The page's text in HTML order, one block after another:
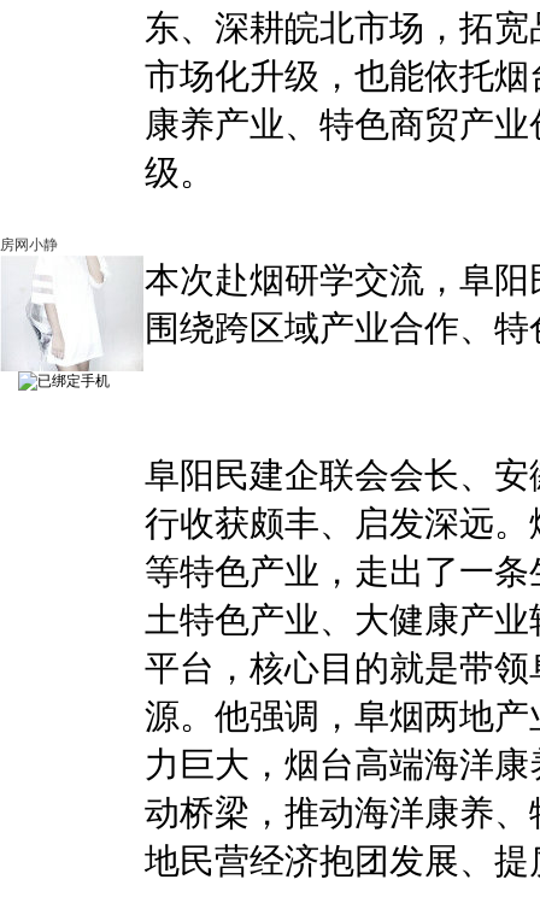
房网小静
东、深耕皖北市场，拓
市场化升级，也能依托
康养产业、特色商贸产
级。
本次赴烟研学交流，阜
围绕跨区域产业合作、
阜阳民建企联会会长、
行收获颇丰、启发深远
等特色产业，走出了一
土特色产业、大健康产
平台，核心目的就是带
源。他强调，阜烟两地
力巨大，烟台高端海洋
动桥梁，推动海洋康养
地民营经济抱团发展、提